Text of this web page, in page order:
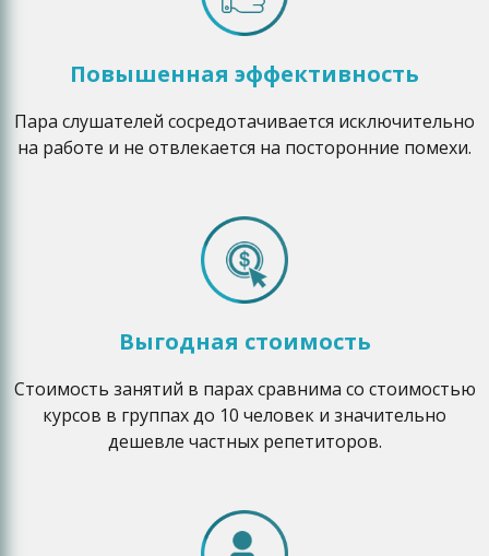
Повышенная эффективность
Пара слушателей сосредотачивается исключительно
на работе и не отвлекается на посторонние помехи.
Выгодная стоимость
Стоимость занятий в парах сравнима со стоимостью
курсов в группах до 10 человек и значительно
дешевле частных репетиторов.